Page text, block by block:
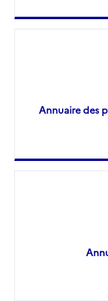
Annuaire des